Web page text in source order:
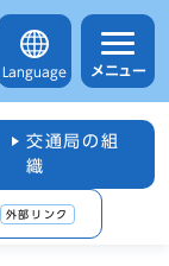
Language メニュー
交通局の組
織
外部リンク